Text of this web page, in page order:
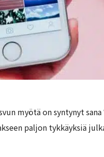
myötä on syntynyt
paljon tykkäyksiä